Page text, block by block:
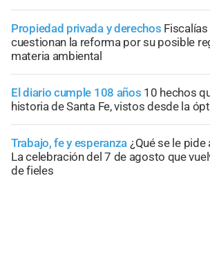
Propiedad privada y derechos
cuestionan la reforma por su posible
materia ambiental
El diario cumple 108 años 10 hechos
historia de Santa Fe, vistos desde la
Trabajo, fe y esperanza ¿Qué se le pide
La celebración del 7 de agosto que
de fieles